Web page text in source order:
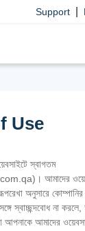
Support
Use
স্বাগতম
আমাদের
অনুসারে
স্বাচ্ছন্দবোধ না
আপনাকে আমাদের